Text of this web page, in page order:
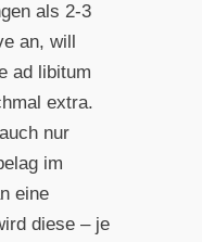
als 2-3
an, will
ad libitum
extra.
nur
im
eine
diese – je